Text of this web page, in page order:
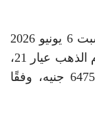
هبطت أسعار الذهب في مصر اليوم السبت 6 يونيو 2026
بمستهل التعاملات، حيث وصل سعر جرام الذهب عيار 21،
الأكثر تداولًا في السوق المصرية، إلى 6475 جنيه، وفقًا